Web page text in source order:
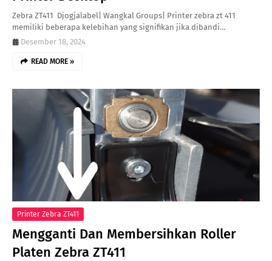
Zebra ZT411 Djogjalabel| Wangkal Groups| Printer zebra zt 411
memiliki beberapa kelebihan yang signifikan jika dibandi…
Desember 18, 2024
READ MORE »
Printer Zebra ZT411
Mengganti Dan Membersihkan Roller
Platen Zebra ZT411